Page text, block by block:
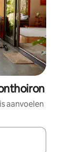
aanvoelen
je een keuze